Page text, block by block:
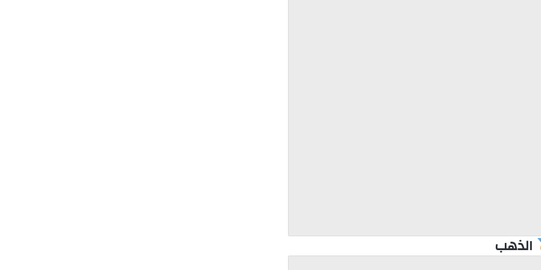
الذهب